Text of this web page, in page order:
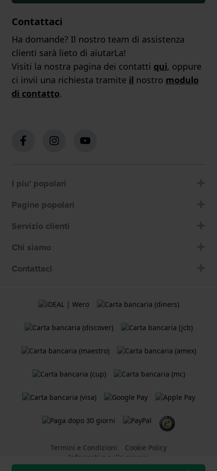
Contattaci
Ha domande? Il nostro team di assistenza
clienti sarà lieto di aiutarLa!
Visiti la nostra pagina dei contatti qui, oppure
ci invii una richiesta tramite il nostro modulo
di contatto.
I piu' popolari
Pagine popolari
Servizio clienti
Chi siamo
Contattaci
Termini e Condizioni
Cookie Policy
Informativa sulla privacy